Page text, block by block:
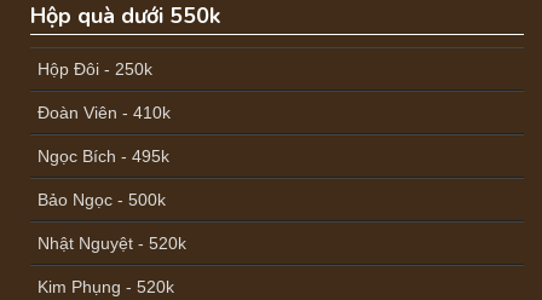
Hộp quà dưới 550k
Hộp Đôi - 250k
Đoàn Viên - 410k
Ngọc Bích - 495k
Bảo Ngọc - 500k
Nhật Nguyệt - 520k
Kim Phụng - 520k